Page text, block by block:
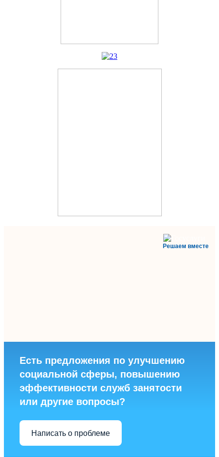
Решаем вместе
Есть предложения по улучшению
социальной сферы, повышению
эффективности служб занятости
или другие вопросы?
Написать о проблеме